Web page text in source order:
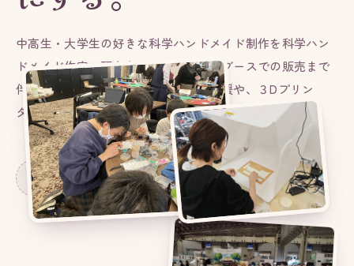
中高生・大学生の好きな科学ハンドメイド制作を科学ハン
ドメイド作家・研究者がフェスや学会ブースでの販売まで
伴走。パーツ代や制作機材利用料の支援や、３Dプリン
タ・レーザーカッターの使い方も学べる！
募集は終了しました
SCROLL